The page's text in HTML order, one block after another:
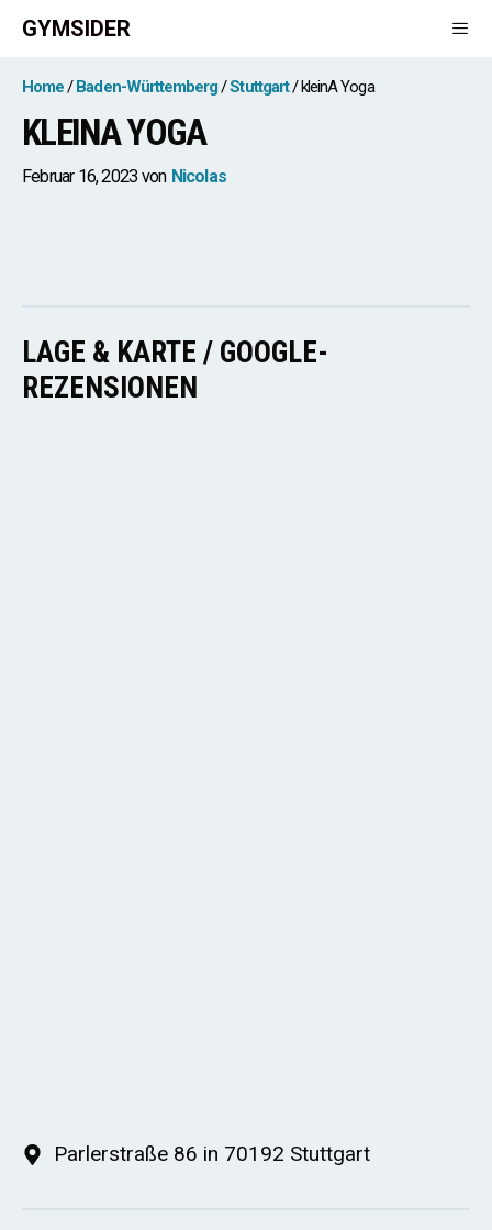
Zum
Inhalt
springen
GYMSIDER
Home Baden-Württemberg Stuttgart kleinA Yoga
KLEINA YOGA
Februar 16, 2023 von Nicolas
LAGE & KARTE / GOOGLE-
REZENSIONEN
Parlerstraße 86 in 70192 Stuttgart